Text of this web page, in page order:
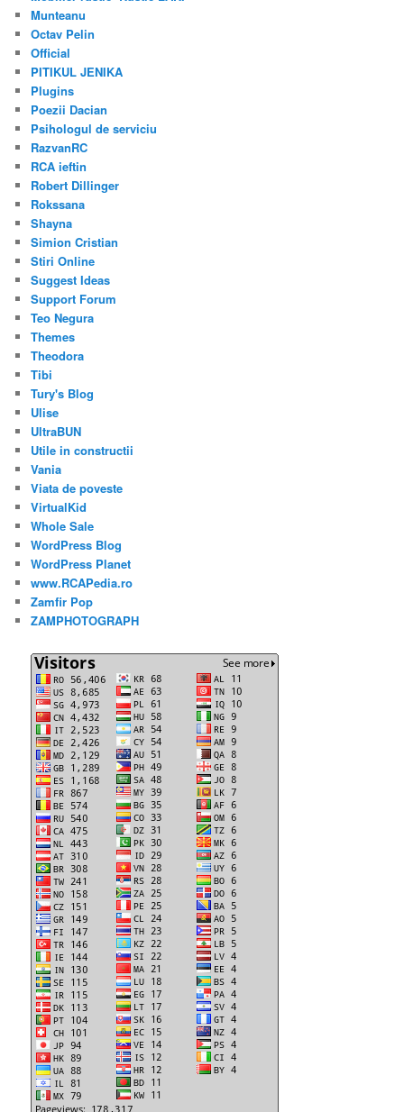
Munteanu
Octav Pelin
Official
PITIKUL JENIKA
Plugins
Poezii Dacian
Psihologul de serviciu
RazvanRC
RCA ieftin
Robert Dillinger
Rokssana
Shayna
Simion Cristian
Stiri Online
Suggest Ideas
Support Forum
Teo Negura
Themes
Theodora
Tibi
Tury's Blog
Ulise
UltraBUN
Utile in constructii
Vania
Viata de poveste
VirtualKid
Whole Sale
WordPress Blog
WordPress Planet
www.RCAPedia.ro
Zamfir Pop
ZAMPHOTOGRAPH